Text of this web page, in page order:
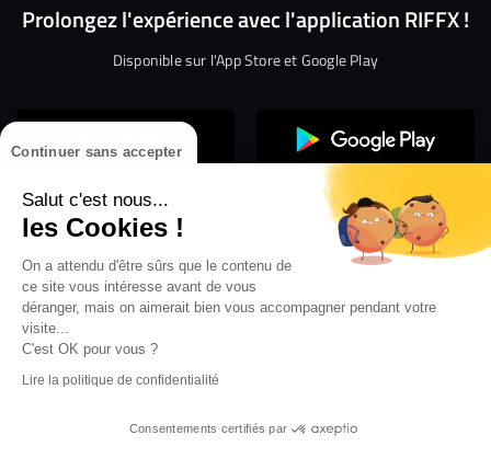
Continuer sans accepter
Salut c'est nous...
les Cookies !
On a attendu d'être sûrs que le contenu de
ce site vous intéresse avant de vous
déranger, mais on aimerait bien vous accompagner pendant votre
visite...
C'est OK pour vous ?
Lire la politique de confidentialité
Consentements certifiés par
Prolongez l'expérience avec l'application RIFFX !
Disponible sur l'App Store et Google Play
Confidentialité
Gestion des cookies
Conditions générales d’utilisation
Mentions légales
les webradios RIFFX
en exclusivité sur VIBES le titre de la révé